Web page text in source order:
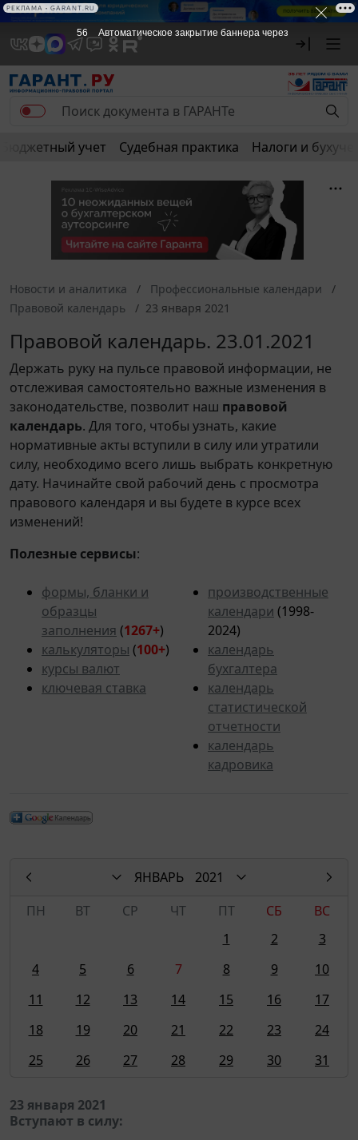
РЕКЛАМА
Бюджетный учет Судебная практика Налоги и
Новости и аналитика
Профессиональные календари
Правовой календарь
23 января 2021
Правовой календарь. 23.01.2021
Держать руку на пульсе правовой информации, не
отслеживая самостоятельно важные изменения в
законодательстве, позволит наш правовой
календарь. Для того, чтобы узнать, какие
нормативные акты вступили в силу или утратили
силу, необходимо всего лишь выбрать конкретную
дату. Начинайте свой рабочий день с просмотра
правового календаря и вы будете в курсе всех
изменений!
Полезные сервисы:
формы, бланки и
образцы
заполнения (1267+)
калькуляторы (100+)
курсы валют
ключевая ставка
производственные
календари (1998-
2024)
календарь
бухгалтера
календарь
статистической
отчетности
календарь
кадровика
ЯНВАРЬ
2021
ПН
ВТ СР ЧТ ПТ СБ
ВС
1
2
3
4
5 6 7 8 9
10
11
12 13 14 15 16
17
18
19 20 21 22 23
24
25
26 27 28 29 30 31
23 января 2021
Вступают в силу:
56 Автоматическое закрытие баннера через
РЕКЛАМА • GARANT.RU